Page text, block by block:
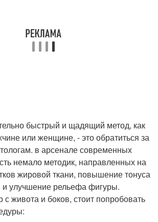
быстрый и щадящий метод, как
или женщине, - это обратиться за
в арсенале современных
немало методик, направленных на
жировой ткани, повышение тонуса
и улучшение рельефа фигуры.
живота и боков, стоит попробовать